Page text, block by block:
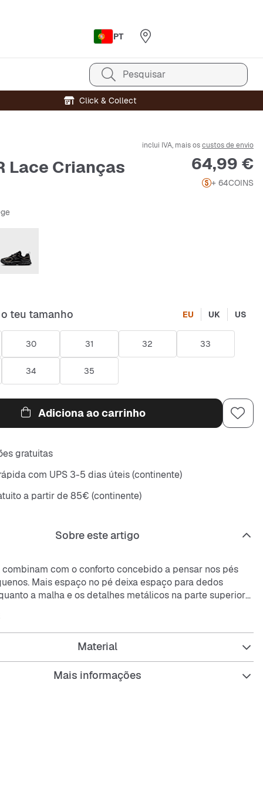
PT
Pesquisar
Click & Collect
Lace Crianças
inclui IVA, mais oscustos de envio
Preço
64,99 €
+ 64COINS
teu tamanho EU UK US
30 31 32 33
34 35
Adiciona ao carrinho
gratuitas
com UPS 3-5 dias úteis (continente)
a partir de 85€ (continente)
Sobre este artigo
combinam com o conforto concebido a pensar nos pés
Mais espaço no pé deixa espaço para dedos
a malha e os detalhes metálicos na parte superior
elegante e os pés arejados.
em malha com sobreposições em pele sintética é
na boca funciona em conjunto com a sola intermédia em
conforto durante todo o dia.
Material
Mais informações